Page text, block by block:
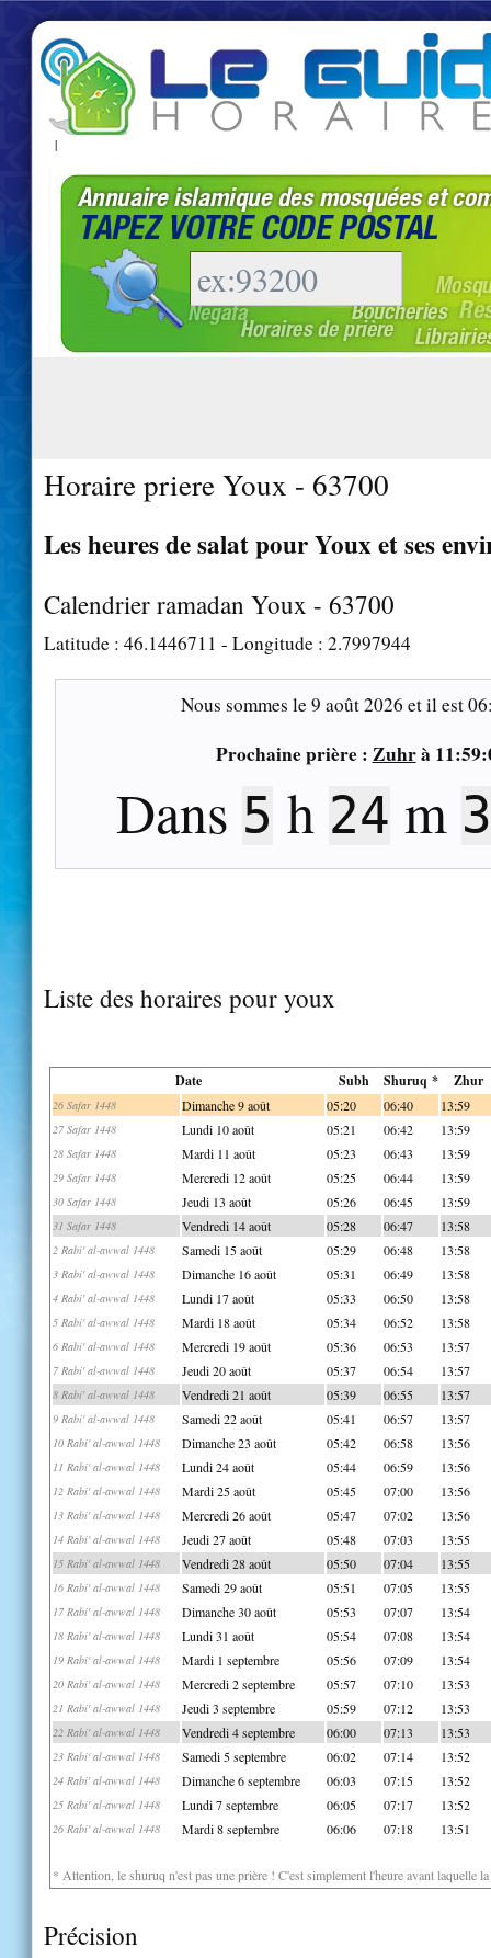
|
Horaire priere Youx - 63700
Les heures de salat pour Youx et ses
Calendrier ramadan Youx - 63700
Latitude : 46.1446711 - Longitude : 2.7997944
Nous sommes le9 août 2026 et il est
Prochaine prière : Zuhrà
Dans 5 h 24 m
Liste des horaires pour youx
Date Subh Shuruq * Zhur
26 Safar 1448 Dimanche 9 août 05:20 06:40 13:59
27 Safar 1448 Lundi 10 août 05:21 06:42 13:59
28 Safar 1448 Mardi 11 août 05:23 06:43 13:59
29 Safar 1448 Mercredi 12 août 05:25 06:44 13:59
30 Safar 1448 Jeudi 13 août 05:26 06:45 13:59
31 Safar 1448 Vendredi 14 août 05:28 06:47 13:58
2 Rabi' al-awwal 1448 Samedi 15 août 05:29 06:48 13:58
3 Rabi' al-awwal 1448 Dimanche 16 août 05:31 06:49 13:58
4 Rabi' al-awwal 1448 Lundi 17 août 05:33 06:50 13:58
5 Rabi' al-awwal 1448 Mardi 18 août 05:34 06:52 13:58
6 Rabi' al-awwal 1448 Mercredi 19 août 05:36 06:53 13:57
7 Rabi' al-awwal 1448 Jeudi 20 août 05:37 06:54 13:57
8 Rabi' al-awwal 1448 Vendredi 21 août 05:39 06:55 13:57
9 Rabi' al-awwal 1448 Samedi 22 août 05:41 06:57 13:57
10 Rabi' al-awwal 1448 Dimanche 23 août 05:42 06:58 13:56
11 Rabi' al-awwal 1448 Lundi 24 août 05:44 06:59 13:56
12 Rabi' al-awwal 1448 Mardi 25 août 05:45 07:00 13:56
13 Rabi' al-awwal 1448 Mercredi 26 août 05:47 07:02 13:56
14 Rabi' al-awwal 1448 Jeudi 27 août 05:48 07:03 13:55
15 Rabi' al-awwal 1448 Vendredi 28 août 05:50 07:04 13:55
16 Rabi' al-awwal 1448 Samedi 29 août 05:51 07:05 13:55
17 Rabi' al-awwal 1448 Dimanche 30 août 05:53 07:07 13:54
18 Rabi' al-awwal 1448 Lundi 31 août 05:54 07:08 13:54
19 Rabi' al-awwal 1448 Mardi 1 septembre 05:56 07:09 13:54
20 Rabi' al-awwal 1448 Mercredi 2 septembre 05:57 07:10 13:53
21 Rabi' al-awwal 1448 Jeudi 3 septembre 05:59 07:12 13:53
22 Rabi' al-awwal 1448 Vendredi 4 septembre 06:00 07:13 13:53
23 Rabi' al-awwal 1448 Samedi 5 septembre 06:02 07:14 13:52
24 Rabi' al-awwal 1448 Dimanche 6 septembre 06:03 07:15 13:52
25 Rabi' al-awwal 1448 Lundi 7 septembre 06:05 07:17 13:52
26 Rabi' al-awwal 1448 Mardi 8 septembre 06:06 07:18 13:51
* Attention, le shuruq n'est pas une prière ! C'est simplement l'heure avant laquelle
Précision